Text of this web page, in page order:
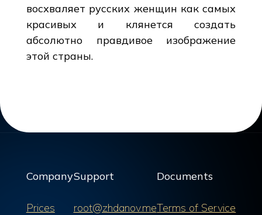
восхваляет русских женщин как самых
красивых и клянется создать
абсолютно правдивое изображение
этой страны.
Company
Prices
Support
root@zhdanov.me
Documents
Terms of Service